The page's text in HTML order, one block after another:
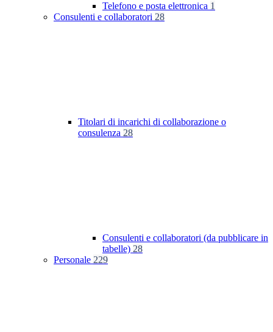
Telefono e posta elettronica 1
Consulenti e collaboratori 28
Titolari di incarichi di collaborazione o
consulenza 28
Consulenti e collaboratori (da pubblicare in
tabelle) 28
Personale 229